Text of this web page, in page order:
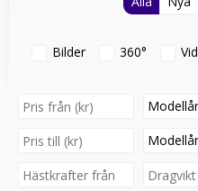
Bilder 360°